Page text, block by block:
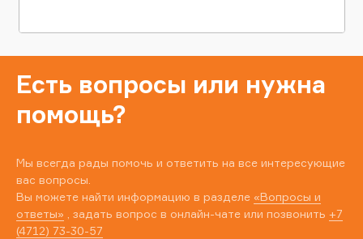
Есть вопросы или нужна
помощь?
Мы всегда рады помочь и ответить на все интересующие
вас вопросы.
Вы можете найти информацию в разделе «Вопросы и
ответы» , задать вопрос в онлайн-чате или позвонить +7
(4712) 73-30-57